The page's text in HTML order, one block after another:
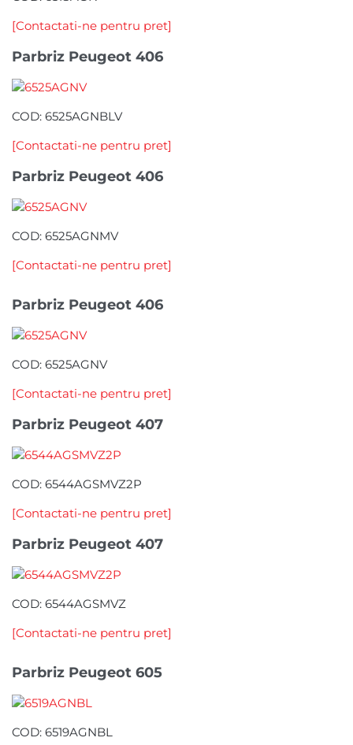
[Contactati-ne pentru pret]
Parbriz Peugeot 406
COD: 6525AGNBLV
[Contactati-ne pentru pret]
Parbriz Peugeot 406
COD: 6525AGNMV
[Contactati-ne pentru pret]
Parbriz Peugeot 406
COD: 6525AGNV
[Contactati-ne pentru pret]
Parbriz Peugeot 407
COD: 6544AGSMVZ2P
[Contactati-ne pentru pret]
Parbriz Peugeot 407
COD: 6544AGSMVZ
[Contactati-ne pentru pret]
Parbriz Peugeot 605
COD: 6519AGNBL